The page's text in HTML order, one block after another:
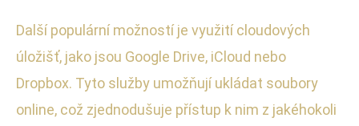
Další populární možností je využití cloudových
úložišť, jako jsou Google Drive, iCloud nebo
Dropbox. Tyto služby umožňují ukládat soubory
online, což zjednodušuje přístup k nim z jakéhokoli